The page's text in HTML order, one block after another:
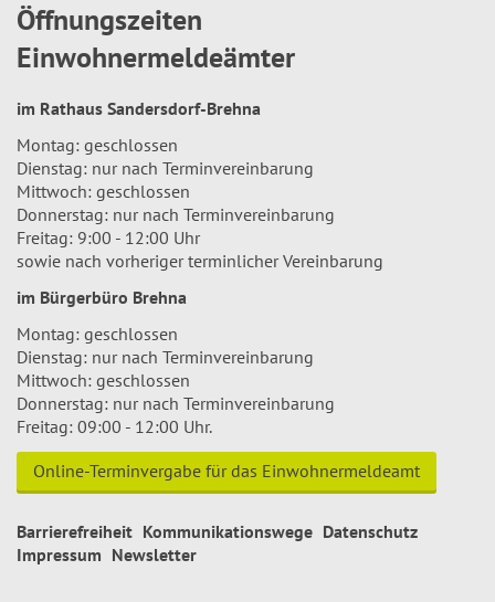
Öffnungszeiten
Einwohnermeldeämter
im Rathaus Sandersdorf-Brehna
Montag: geschlossen
Dienstag: nur nach Terminvereinbarung
Mittwoch: geschlossen
Donnerstag: nur nach Terminvereinbarung
Freitag: 9:00 - 12:00 Uhr
sowie nach vorheriger terminlicher Vereinbarung
im Bürgerbüro Brehna
Montag: geschlossen
Dienstag: nur nach Terminvereinbarung
Mittwoch: geschlossen
Donnerstag: nur nach Terminvereinbarung
Freitag: 09:00 - 12:00 Uhr.
Online-Terminvergabe für das Einwohnermeldeamt
Barrierefreiheit Kommunikationswege Datenschutz
Impressum Newsletter